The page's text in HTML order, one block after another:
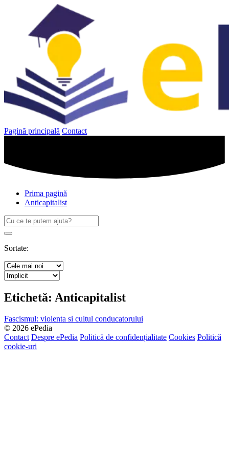
Pagină principală Contact
Prima pagină
Anticapitalist
Caută
după:
Search
Sortate:
Etichetă: Anticapitalist
Fascismul: violenta si cultul conducatorului
© 2026 ePedia
Contact Despre ePedia Politică de confidențialitate Cookies Politică
cookie-uri